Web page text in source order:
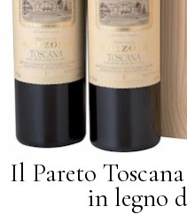
Il Pareto
in legno